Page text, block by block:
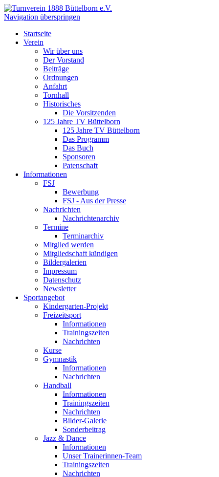
Navigation überspringen
Startseite
Verein
Wir über uns
Der Vorstand
Beiträge
Ordnungen
Anfahrt
Tornhall
Historisches
Die Vorsitzenden
125 Jahre TV Büttelborn
125 Jahre TV Büttelborn
Das Programm
Das Buch
Sponsoren
Patenschaft
Informationen
FSJ
Bewerbung
FSJ - Aus der Presse
Nachrichten
Nachrichtenarchiv
Termine
Terminarchiv
Mitglied werden
Mitgliedschaft kündigen
Bildergalerien
Impressum
Datenschutz
Newsletter
Sportangebot
Kindergarten-Projekt
Freizeitsport
Informationen
Trainingszeiten
Nachrichten
Kurse
Gymnastik
Informationen
Nachrichten
Handball
Informationen
Trainingszeiten
Nachrichten
Bilder-Galerie
Sonderbeitrag
Jazz & Dance
Informationen
Unser Trainerinnen-Team
Trainingszeiten
Nachrichten